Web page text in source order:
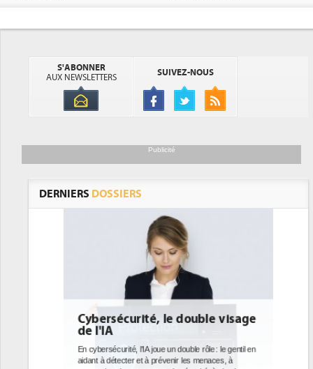
S'ABONNER
AUX NEWSLETTERS
SUIVEZ-NOUS
Publicité
DERNIERS DOSSIERS
DEE: l'efficacité énergétique
bientôt une obligation pour les
datacenters
Des datacenters plus durables et plus efficaces, c'est